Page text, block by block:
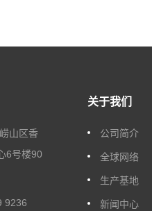
山区香
6号楼90
9236
关于我们
公司简介
全球网络
生产基地
新闻中心